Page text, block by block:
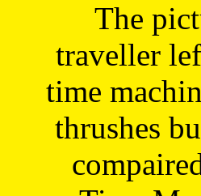
The
traveller
time
thrushes